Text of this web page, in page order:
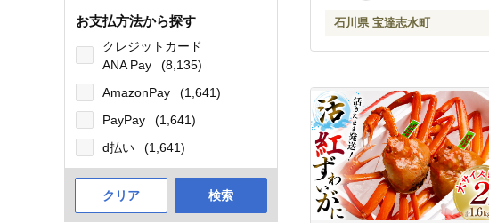
お支払方法から探す
クレジットカード
ANA Pay
(8,135)
AmazonPay
(1,641)
PayPay
(1,641)
d払い
(1,641)
クリア 検索
石川県 宝達志水町